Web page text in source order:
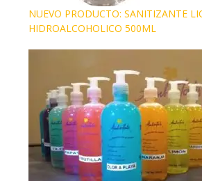
NUEVO PRODUCTO: SANITIZANTE
HIDROALCOHOLICO 500ML